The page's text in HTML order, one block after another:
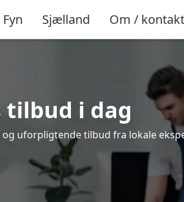
Fyn Sjælland Om / kontakt
tilbud i dag
uforpligtende tilbud fra lokale